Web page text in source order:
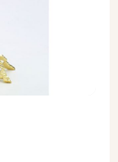
pozłacany - 28 cm